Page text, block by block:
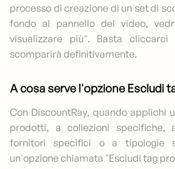
processo di creazione di un set di
fondo al pannello del video,
visualizzare più". Basta
scomparirà definitivamente.
A cosa serve l'opzione Escludi
Con DiscountRay, quando applichi
prodotti, a collezioni specifiche,
fornitori specifici o a tipologie
un'opzione chiamata "Escludi tag